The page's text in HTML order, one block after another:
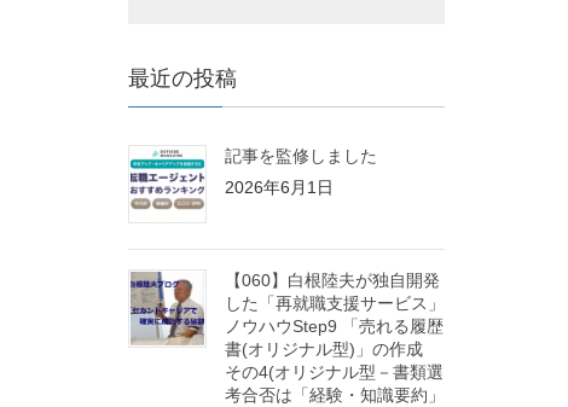
最近の投稿
記事を監修しました
2026年6月1日
【060】白根陸夫が独自開発
した「再就職支援サービス」
ノウハウStep9 「売れる履歴
書(オリジナル型)」の作成
その4(オリジナル型－書類選
考合否は「経験・知識要約」